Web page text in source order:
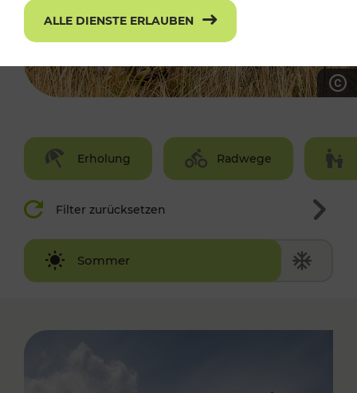
Erholung Radwege
Filter zurücksetzen
Sommer
Winter
ALLE DIENSTE ERLAUBEN